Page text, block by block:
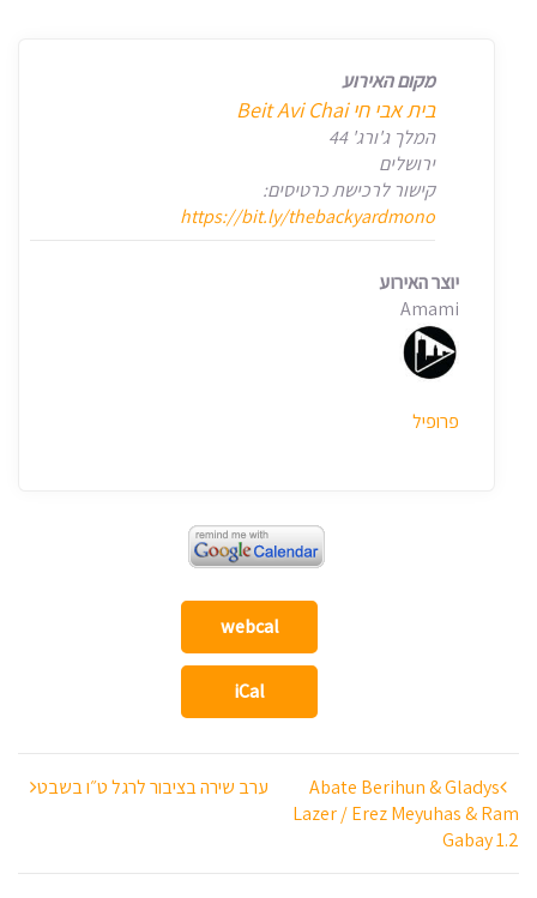
מקום האירוע
המלך ג'ורג' 44
ירושלים
קישור לרכישת כרטיסים:
https://bit.ly/thebackyardmono
יוצר האירוע
Amami
פרופיל
webcal
iCal
ניווט
Abate Berihun & Gladys
Lazer / Erez Meyuhas & Ram
Gabay 1.2
ערב שירה בציבור לרגל ט״ו בשבט